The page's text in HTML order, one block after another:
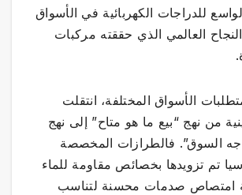
للدراجات الكهربائية في الأسواق
العالمي الذي حققته مركبات
الأسواق المختلفة، انتقلت
من نهج “بيع ما هو متاح” إلى نهج
السوق”. فالطرازات المخصصة
تم تزويدها بخصائص مقاومة للماء
امتصاص صدمات محسنة لتناسب